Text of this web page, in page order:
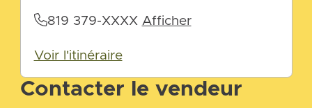
Contacter le vendeur
819 379-XXXX Afficher
Voir l'itinéraire